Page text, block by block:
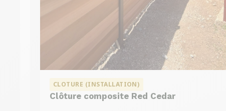
CLOTURE (INSTALLATION)
Clôture composite Red Cedar